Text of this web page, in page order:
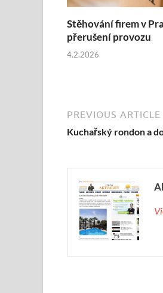
Stěhování firem v
přerušení provozu
4.2.2026
PREVIOUS ARTICLE
Kuchařský rondon a